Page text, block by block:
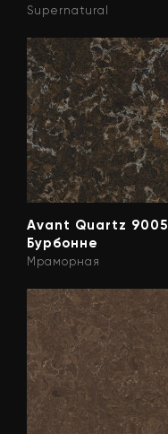
Supernatural
Avant Quartz 9005
Бурбонне
Мраморная